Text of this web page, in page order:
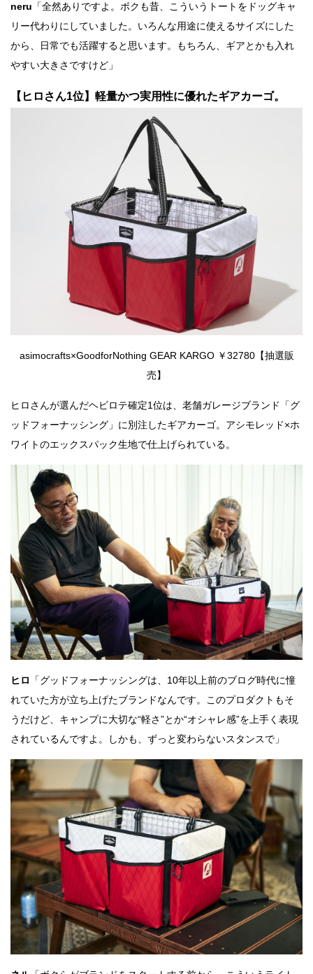
neru 「全然ありですよ。ボクも昔、こういうトートをドッグキャ
リー代わりにしていました。いろんな用途に使えるサイズにした
から、日常でも活躍すると思います。もちろん、ギアとかも入れ
やすい大きさですけど」
【ヒロさん1位】軽量かつ実用性に優れたギアカーゴ。
asimocrafts×GoodforNothing GEAR KARGO ￥32780【抽選販
売】
ヒロさんが選んだヘビロテ確定1位は、老舗ガレージブランド「グ
ッドフォーナッシング」に別注したギアカーゴ。アシモレッド×ホ
ワイトのエックスパック生地で仕上げられている。
ヒロ
「グッドフォーナッシングは、10年以上前のブログ時代に憧
れていた方が立ち上げたブランドなんです。このプロダクトもそ
うだけど、キャンプに大切な“軽さ”とか“オシャレ感”を上手く表現
されているんですよ。しかも、ずっと変わらないスタンスで」